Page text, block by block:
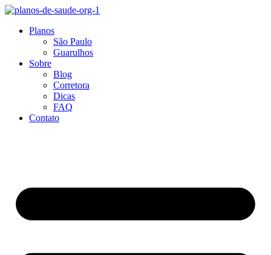
Ir
Planos
São Paulo
Guarulhos
Sobre
Blog
Corretora
Dicas
FAQ
Contato